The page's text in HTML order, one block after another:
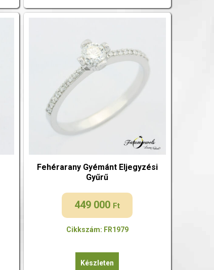
Fehérarany Gyémánt Eljegyzési
Gyűrű
449 000 Ft
Cikkszám: FR1979
Készleten